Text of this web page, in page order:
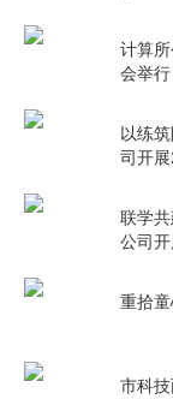
计算
会举行
以练
司开
联学共建促实干 共融
公司
重拾
市科